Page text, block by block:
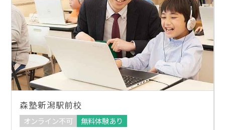
森塾新潟駅前校
オンライン不可
無料体験あり